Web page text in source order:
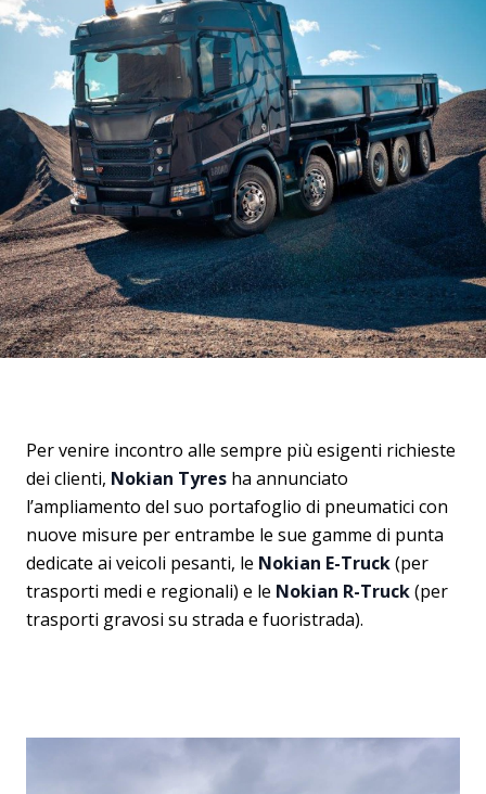
Per venire incontro alle sempre più esigenti richieste
dei clienti, Nokian Tyres ha annunciato
l’ampliamento del suo portafoglio di pneumatici con
nuove misure per entrambe le sue gamme di punta
dedicate ai veicoli pesanti, le Nokian E-Truck(per
trasporti medi e regionali) e le Nokian R-Truck(per
trasporti gravosi su strada e fuoristrada).